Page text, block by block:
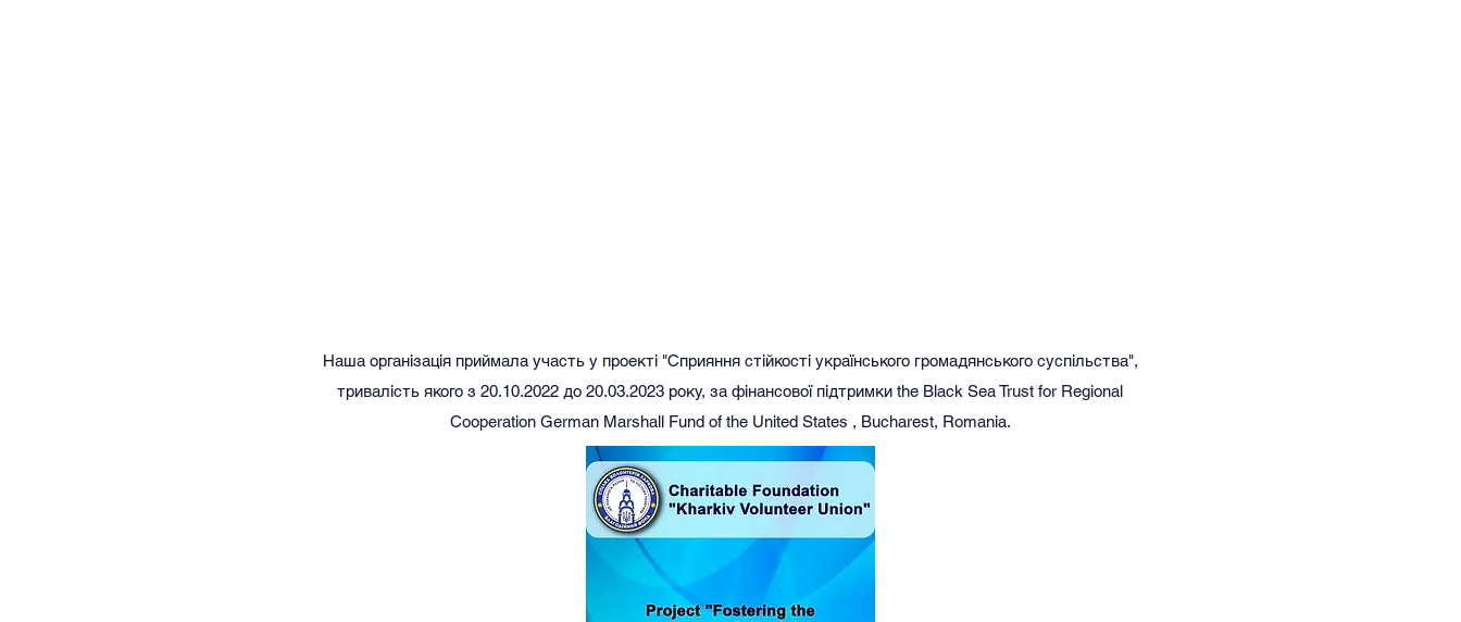
Наша організація приймала участь у проекті "Сприяння стійкості українського громадянського суспільства",
тривалість якого з 20.10.2022 до 20.03.2023 року, за фінансової підтримки the Black Sea Trust for Regional
Cooperation German Marshall Fund of the United States , Bucharest, Romania.